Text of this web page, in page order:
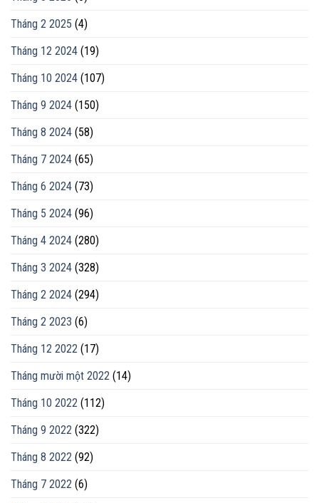
Tháng 2 2025 (4)
Tháng 12 2024 (19)
Tháng 10 2024 (107)
Tháng 9 2024 (150)
Tháng 8 2024 (58)
Tháng 7 2024 (65)
Tháng 6 2024 (73)
Tháng 5 2024 (96)
Tháng 4 2024 (280)
Tháng 3 2024 (328)
Tháng 2 2024 (294)
Tháng 2 2023 (6)
Tháng 12 2022 (17)
Tháng mười một 2022 (14)
Tháng 10 2022 (112)
Tháng 9 2022 (322)
Tháng 8 2022 (92)
Tháng 7 2022 (6)